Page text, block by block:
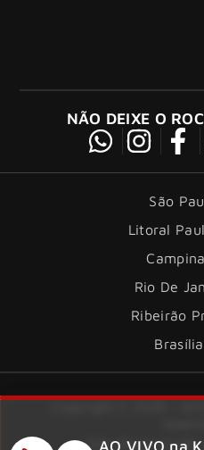
NÃO DEIXE O
São
Litoral
Rio De
Ribeirão
Site desenvolvido
AO VIVO na